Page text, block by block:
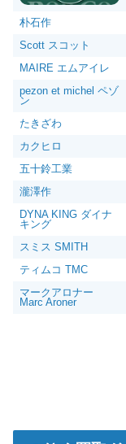
ダイワ 22 イグジスト
使用
迄）
ダイワ 22 イグジス
釣具買取クーポン g-
迄）
ダイワ 15 イグジス
未使用
釣具買取クーポン
g-
迄）
ダイワ 銀影競技スペ
迄）
ダイワ 銀影競技 スペ
釣具買取クーポン
迄）
ダイワ 銀影競技T85K
釣具買取クーポン
g-
迄）
ダイワ 銀影競技メガ
釣具買取クーポン
g-
朴石作
Scott スコット
MAIRE エムアイレ
pezon et michel ペゾ
ン
たきざわ
カクヒロ
五十鈴工業
瀧澤作
DYNA KING ダイナ
キング
スミス SMITH
ティムコ TMC
マークアロナー
Marc Aroner